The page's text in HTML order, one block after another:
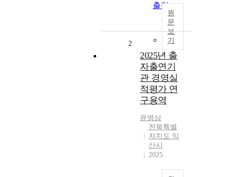
출력
원
문
보
기
2
2025년 출
자출연기
관 경영실
적평가 연
구용역
윤병삼
전북특별
자치도 익
산시
2025